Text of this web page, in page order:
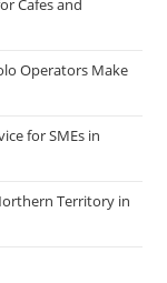
Cafes and
Operators Make
for SMEs in
Territory in